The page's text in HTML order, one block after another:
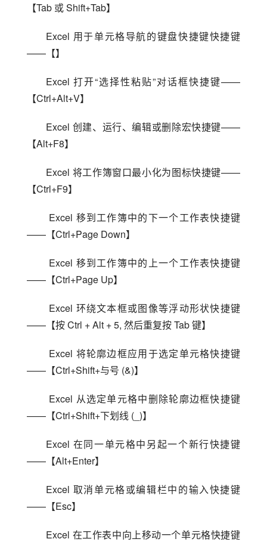
【Tab 或 Shift+Tab】
Excel 用于单元格导航的键盘快捷键快捷键
——【】
Excel 打开“选择性粘贴”对话框快捷键——
【Ctrl+Alt+V】
Excel 创建、运行、编辑或删除宏快捷键——
【Alt+F8】
Excel 将工作簿窗口最小化为图标快捷键——
【Ctrl+F9】
——【Ctrl+Page Down】
——【Ctrl+Page Up】
——【按 Ctrl + Alt + 5, 然后重复按 Tab 键】
——【Ctrl+Shift+与号 (&)】
——【Ctrl+Shift+下划线 (_)】
Excel 在同一单元格中另起一个新行快捷键
——【Alt+Enter】
Excel 取消单元格或编辑栏中的输入快捷键
——【Esc】
Excel 在工作表中向上移动一个单元格快捷键